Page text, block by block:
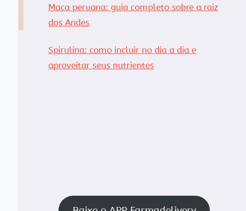
Maca peruana: guia completo sobre a raiz
dos Andes
Spirulina: como incluir no dia a dia e
aproveitar seus nutrientes